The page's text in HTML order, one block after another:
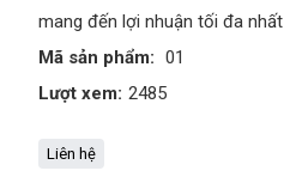
mang đến lợi nhuận tối đa nhất
Mã sản phẩm: 01
Lượt xem: 2485
Liên hệ